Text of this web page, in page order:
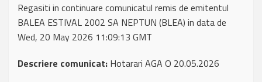
Regasiti in continuare comunicatul remis de emitentul
BALEA ESTIVAL 2002 SA NEPTUN (BLEA) in data de
Wed, 20 May 2026 11:09:13 GMT
Descriere comunicat: Hotarari AGA O 20.05.2026